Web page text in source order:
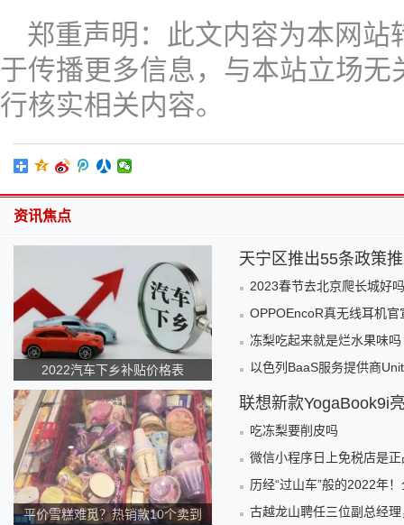
郑重声明：此文内容为本网
于传播更多信息，与本站立场
行核实相关内容。
资讯焦点
2022汽车下乡补贴价格表
平价雪糕难觅？热销款10个卖到
天宁区推出55条政策
2023春节去北京爬长城好吗
OPPOEncoR真无线耳机
冻梨吃起来就是烂水果味吗
以色列BaaS服务提供商
联想新款YogaBook9i
吃冻梨要削皮吗
微信小程序日上免税店是正
历经“过山车”般的2022年
古越龙山聘任三位副总经